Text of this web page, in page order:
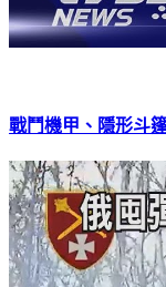
戰鬥機甲、隱形斗